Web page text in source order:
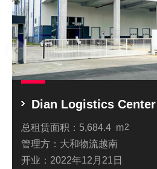
Dian Logistics Center
总租赁面积： 5,684.4 m2
管理方： 大和物流越南
开业： 2022年12月21日